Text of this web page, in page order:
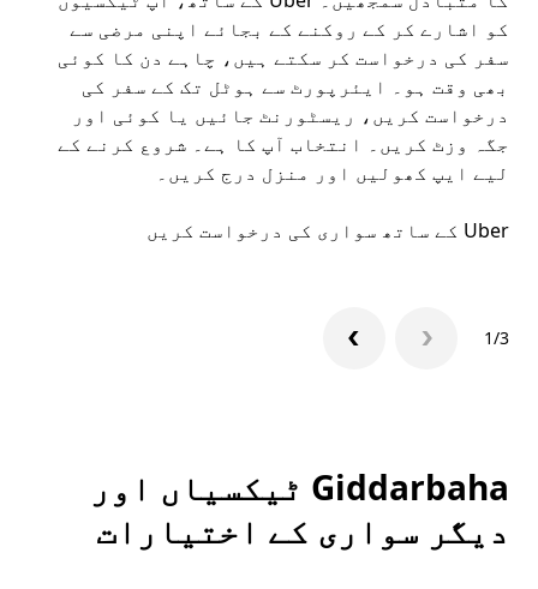
کو اشارے کر کے روکنے کے بجائے اپنی مرضی سے
سفر کی درخواست کر سکتے ہیں، چاہے دن کا کوئی
بھی وقت ہو۔ ایئرپورٹ سے ہوٹل تک کے سفر کی
درخواست کریں، ریسٹورنٹ جائیں یا کوئی اور
جگہ وزٹ کریں۔ انتخاب آپ کا ہے۔ شروع کرنے کے
لیے ایپ کھولیں اور منزل درج کریں۔
Uber کے ساتھ سواری کی درخواست کریں
1/3
Giddarbaha ٹیکسیاں اور
دیگر سواری کے اختیارات